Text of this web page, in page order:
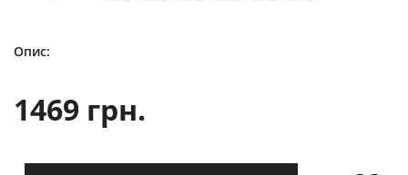
Опис:
1469 грн.